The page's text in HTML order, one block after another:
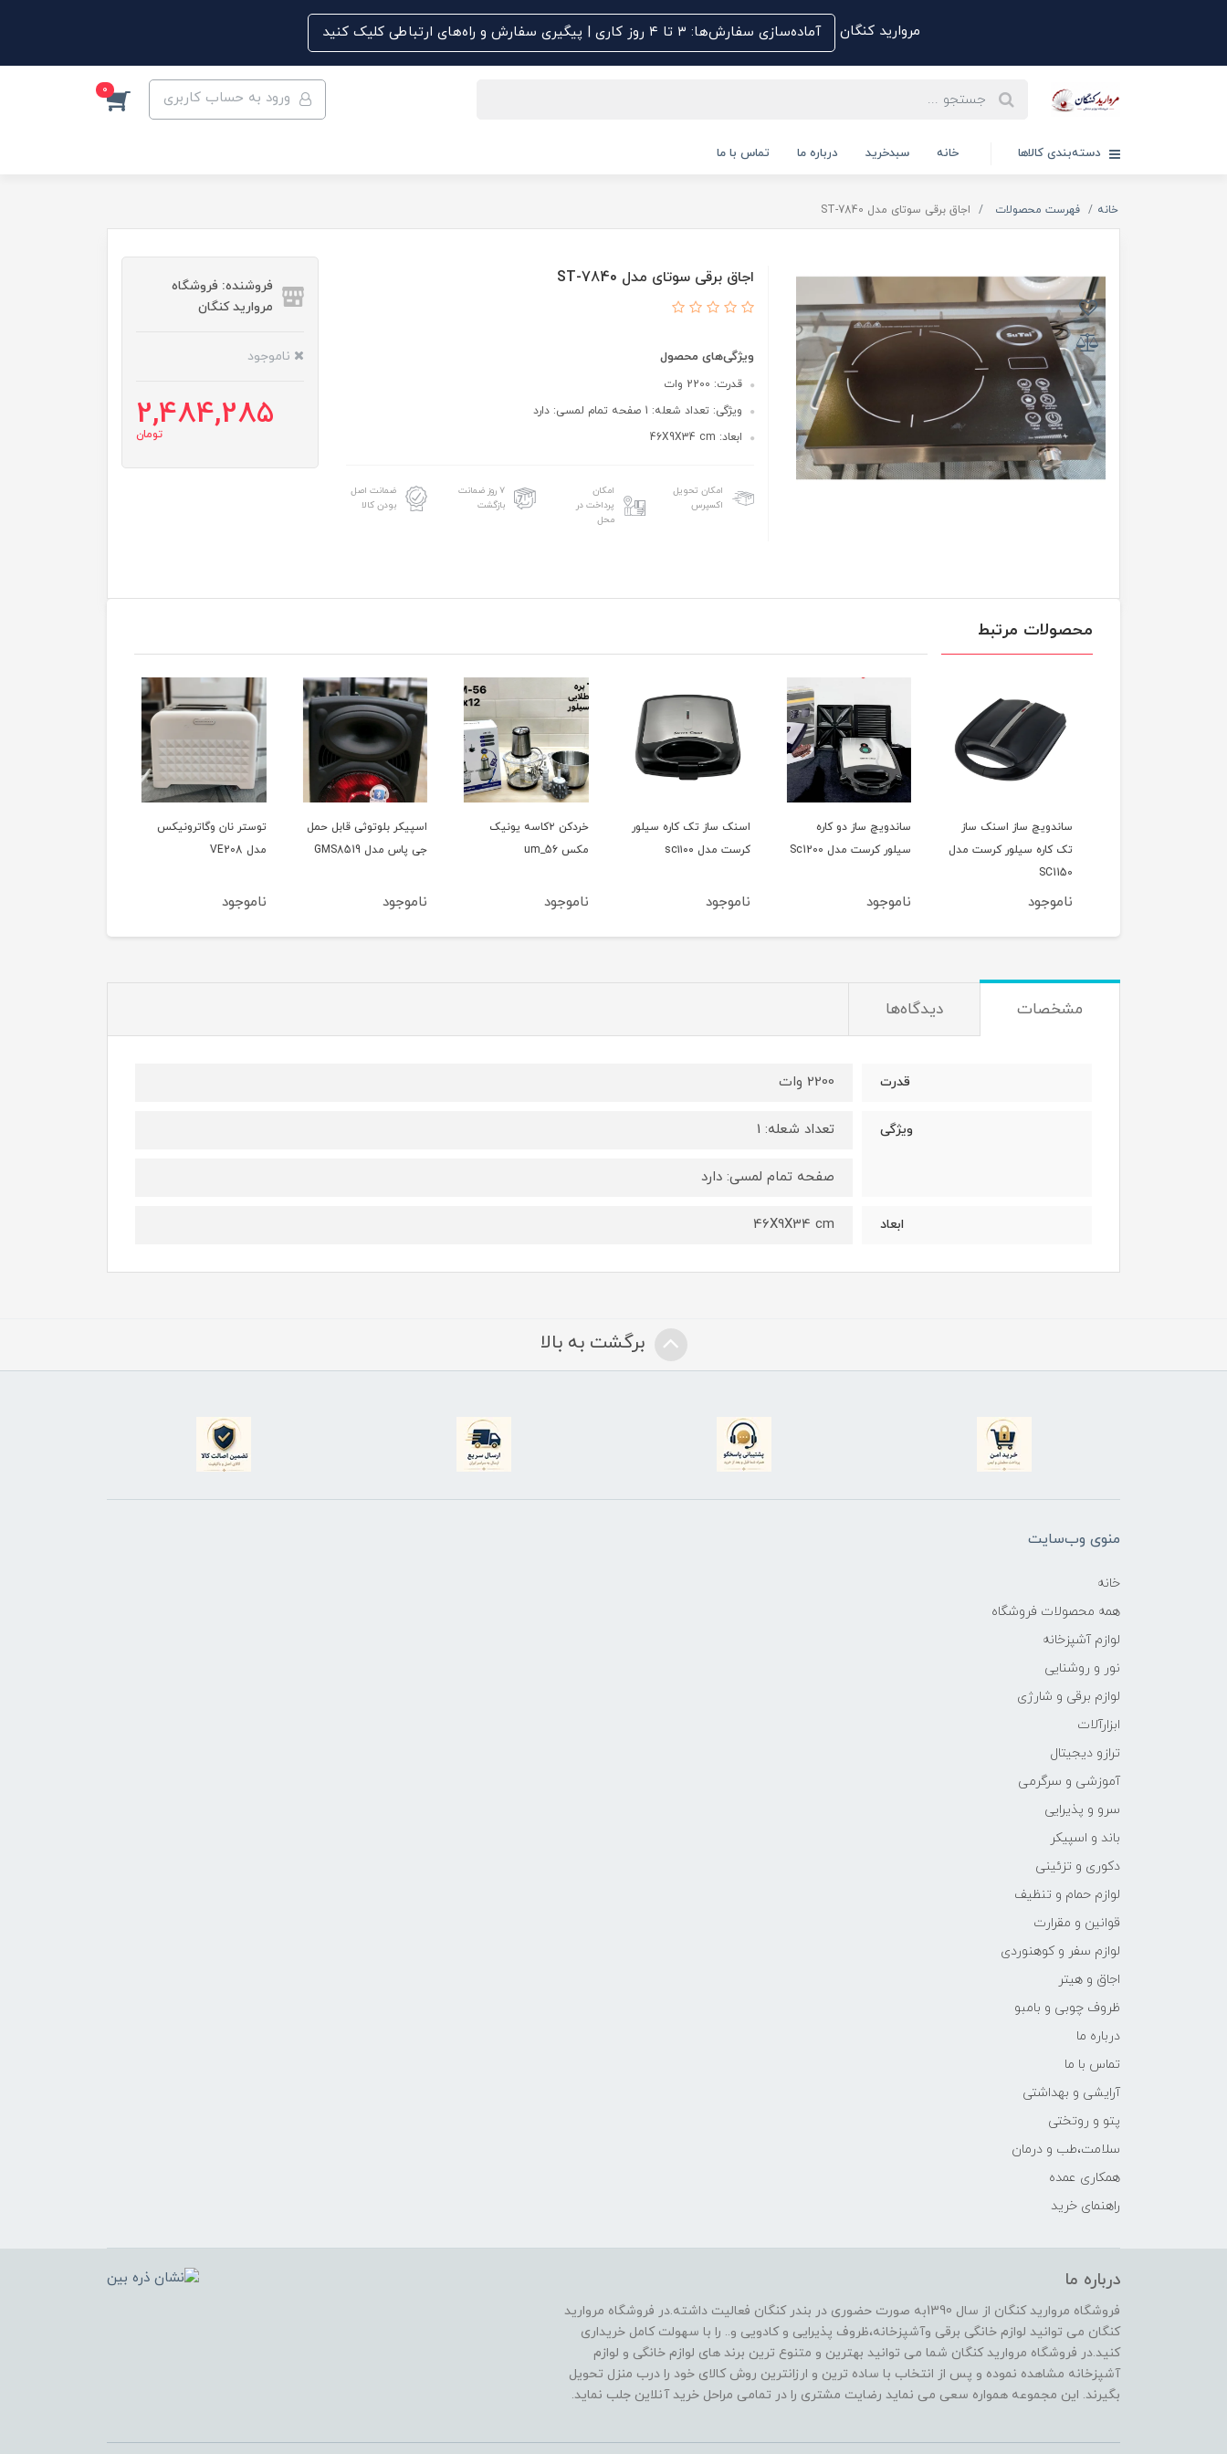
مروارید کنگان آماده‌سازی سفارش‌ها: ۳ تا ۴ روز کاری | پیگیری سفارش و راه‌های ارتباطی کلیک کنید
ورود به حساب کاربری 0
دسته‌بندی کالاها خانه سبدخرید درباره ما تماس با ما
خانه فهرست محصولات اجاق برقی سوتای مدل ST-7840
اجاق برقی سوتای مدل ST-7840
ویژگی‌های محصول
قدرت: 2200 وات
ویژگی: تعداد شعله: 1 صفحه تمام لمسی: دارد
ابعاد: 46X9X34 cm
امکان تحویل
اکسپرس
امکان
پرداخت در
محل
۷ روز ضمانت
بازگشت
ضمانت اصل
بودن کالا
فروشنده: فروشگاه
مروارید کنگان
ناموجود
2,484,285
تومان
محصولات مرتبط
ساندویچ ساز اسنک ساز
تک کاره سیلور کرست مدل
SC1150
ناموجود
ساندویچ ساز دو کاره
سیلور کرست مدل Sc1200
ناموجود
اسنک ساز تک کاره سیلور
کرست مدل sc۱۱۰۰
ناموجود
خردکن ۲کاسه یونیک
مکس um_56
ناموجود
اسپیکر بلوتوثی قابل حمل
جی پاس مدل GMS8519
ناموجود
توستر نان وگاترونیکس
مدل VE208
ناموجود
مشخصات دیدگاه‌ها
قدرت 2200 وات
ویژگی تعداد شعله: 1
صفحه تمام لمسی: دارد
ابعاد 46X9X34 cm
برگشت به بالا
منوی وب‌سایت
خانه
همه محصولات فروشگاه
لوازم آشپزخانه
نور و روشنایی
لوازم برقی و شارژی
ابزارآلات
ترازو دیجیتال
آموزشی و سرگرمی
سرو و پذیرایی
باند و اسپیکر
دکوری و تزئینی
لوازم حمام و تنظیف
قوانین و مقرارت
لوازم سفر و کوهنوردی
اجاق و هیتر
ظروف چوبی و بامبو
درباره ما
تماس با ما
آرایشی و بهداشتی
پتو و روتختی
سلامت،طب و درمان
همکاری عمده
راهنمای خرید
درباره ما
فروشگاه مروارید کنگان از سال 1390به صورت حضوری در بندر کنگان فعالیت داشته.در فروشگاه مروارید
کنگان می توانید لوازم خانگی برقی وآشپزخانه،ظروف پذیرایی و کادویی و.. را با سهولت کامل خریداری
کنید.در فروشگاه مروارید کنگان شما می توانید بهترین و متنوع ترین برند های لوازم خانگی و لوازم
آشپزخانه مشاهده نموده و پس از انتخاب با ساده ترین و ارزانترین روش کالای خود را درب منزل تحویل
بگیرند. این مجموعه همواره سعی می نماید رضایت مشتری را در تمامی مراحل خرید آنلاین جلب نماید.